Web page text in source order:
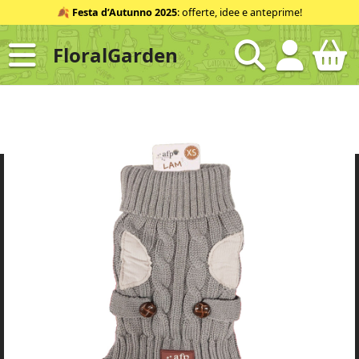
al
contenuto
ID
🍂 Festa d’Autunno 2025: offerte, idee e anteprime!
FloralGarden